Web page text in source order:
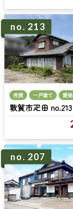
no. 213
売買 一戸建て 愛
敦賀市疋田 no.213
no. 207